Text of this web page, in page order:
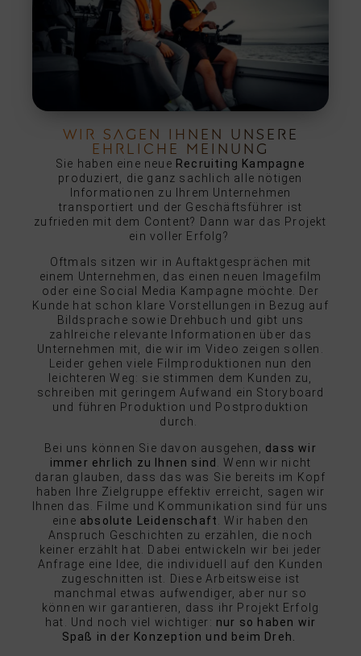
WIR SAGEN IHNEN UNSERE
EHRLICHE MEINUNG
Sie haben eine neue Recruiting Kampagne
produziert, die ganz sachlich alle nötigen
Informationen zu Ihrem Unternehmen
transportiert und der Geschäftsführer ist
zufrieden mit dem Content? Dann war das Projekt
ein voller Erfolg?
Oftmals sitzen wir in Auftaktgesprächen mit
einem Unternehmen, das einen neuen Imagefilm
oder eine Social Media Kampagne möchte. Der
Kunde hat schon klare Vorstellungen in Bezug auf
Bildsprache sowie Drehbuch und gibt uns
zahlreiche relevante Informationen über das
Unternehmen mit, die wir im Video zeigen sollen.
Leider gehen viele Filmproduktionen nun den
leichteren Weg: sie stimmen dem Kunden zu,
schreiben mit geringem Aufwand ein Storyboard
und führen Produktion und Postproduktion
durch.
Bei uns können Sie davon ausgehen, dass wir
immer ehrlich zu Ihnen sind
. Wenn wir nicht
daran glauben, dass das was Sie bereits im Kopf
haben Ihre Zielgruppe effektiv erreicht, sagen wir
Ihnen das. Filme und Kommunikation sind für uns
eine absolute Leidenschaft
. Wir haben den
Anspruch Geschichten zu erzählen, die noch
keiner erzählt hat. Dabei entwickeln wir bei jeder
Anfrage eine Idee, die individuell auf den Kunden
zugeschnitten ist. Diese Arbeitsweise ist
manchmal etwas aufwendiger, aber nur so
können wir garantieren, dass ihr Projekt Erfolg
hat. Und noch viel wichtiger: nur so haben wir
Spaß in der Konzeption und beim Dreh.